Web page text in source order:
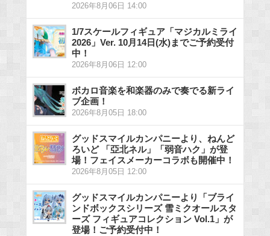
2026年8月06日 14:00
1/7スケールフィギュア「マジカルミライ
2026」Ver. 10月14日(水)までご予約受付
中！
2026年8月06日 12:00
ボカロ音楽を和楽器のみで奏でる新ライ
ブ企画！
2026年8月05日 18:00
グッドスマイルカンパニーより、ねんど
ろいど 「亞北ネル」「弱音ハク」が登
場！フェイスメーカーコラボも開催中！
2026年8月05日 12:00
グッドスマイルカンパニーより「ブライ
ンドボックスシリーズ 雪ミクオールスタ
ーズ フィギュアコレクション Vol.1」が
登場！ご予約受付中！